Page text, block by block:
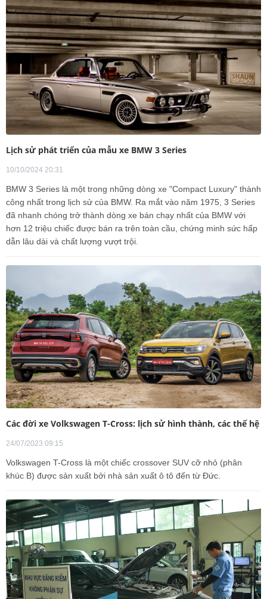
Lịch sử phát triển của mẫu xe BMW 3 Series
10/10/2024 20:31
BMW 3 Series là một trong những dòng xe "Compact Luxury" thành
công nhất trong lịch sử của BMW. Ra mắt vào năm 1975, 3 Series
đã nhanh chóng trở thành dòng xe bán chạy nhất của BMW với
hơn 12 triệu chiếc được bán ra trên toàn cầu, chứng minh sức hấp
dẫn lâu dài và chất lượng vượt trội.
Các đời xe Volkswagen T-Cross: lịch sử hình thành, các thế hệ
24/07/2023 09:15
Volkswagen T-Cross là một chiếc crossover SUV cỡ nhỏ (phân
khúc B) được sản xuất bởi nhà sản xuất ô tô đến từ Đức.